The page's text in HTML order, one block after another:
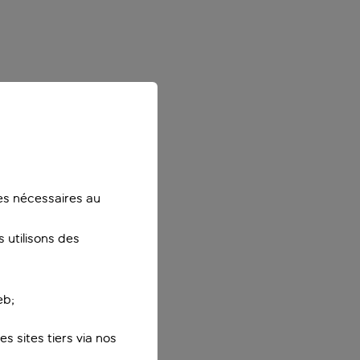
nécessaires au
utilisons des
sites tiers via nos